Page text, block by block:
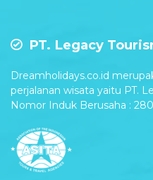
PT. Legacy
Dreamholidays.co.id
perjalanan wisata yaitu PT.
Nomor Induk Berusaha :